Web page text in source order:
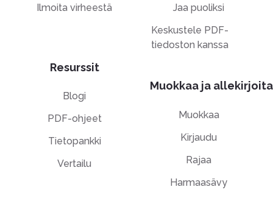
Ilmoita virheestä
Resurssit
Blogi
PDF-ohjeet
Tietopankki
Vertailu
Jaa puoliksi
Keskustele PDF-
tiedoston kanssa
Muokkaa ja allekirjoita
Muokkaa
Kirjaudu
Rajaa
Harmaasävy